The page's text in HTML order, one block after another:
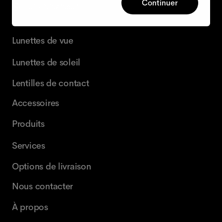
Lunettes de vue
Lunettes de soleil
Lentilles de contact
Accessoires
Produits
Services
Options de livraison
Nous contacter
À propos
Continuer